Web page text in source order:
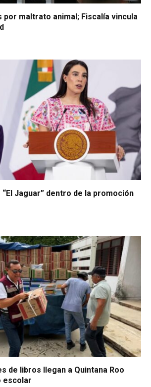
por maltrato animal; Fiscalía vincula
“El Jaguar” dentro de la promoción
de libros llegan a Quintana Roo
escolar